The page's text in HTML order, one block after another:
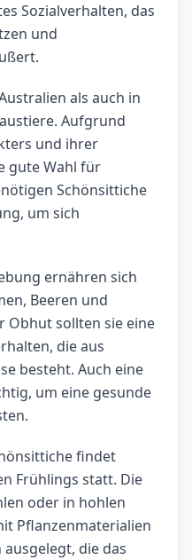
Sozialverhalten, das
und
als auch in
Aufgrund
und ihrer
gute Wahl für
Schönsittiche
um sich
ernähren sich
Beeren und
Obhut sollten sie eine
die aus
besteht. Auch eine
um eine gesunde
findet
Frühlings statt. Die
oder in hohlen
Pflanzenmaterialien
die das